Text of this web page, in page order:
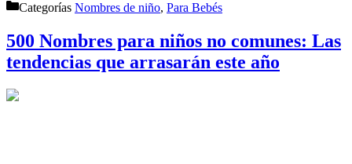
Categorías Nombres de niño, Para Bebés
500 Nombres para niños no comunes: Las
tendencias que arrasarán este año